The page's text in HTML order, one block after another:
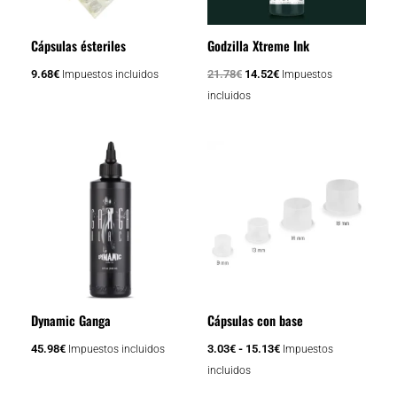
Cápsulas ésteriles
9.68€ Impuestos incluidos
Godzilla Xtreme Ink
21.78€ 14.52€ Impuestos
incluidos
Dynamic Ganga
45.98€ Impuestos incluidos
Cápsulas con base
3.03€ - 15.13€
hasta
15.13€
Impuestos
incluidos
variantes.
Las
pueden
elegir